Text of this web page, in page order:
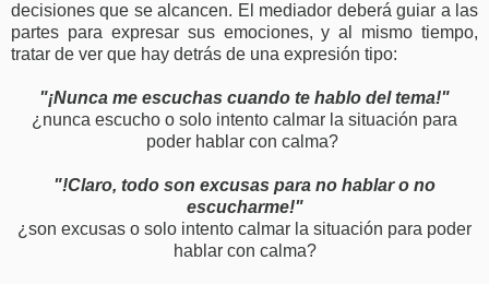
decisiones que se alcancen. El mediador deberá guiar a las
partes para expresar sus emociones, y al mismo tiempo,
tratar de ver que hay detrás de una expresión tipo:
"¡Nunca me escuchas cuando te hablo del tema!"
¿nunca escucho o solo intento calmar la situación para
poder hablar con calma?
"!Claro, todo son excusas para no hablar o no
escucharme!"
¿son excusas o solo intento calmar la situación para poder
hablar con calma?